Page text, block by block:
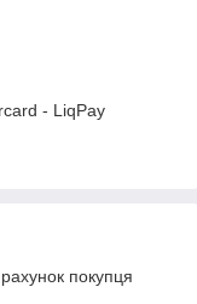
- LiqPay
покупця